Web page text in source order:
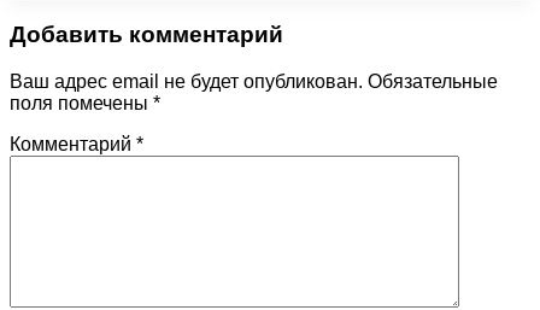
Добавить комментарий
Ваш адрес email не будет опубликован. Обязательные
поля помечены *
Комментарий *